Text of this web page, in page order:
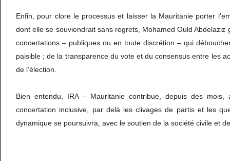
Enfin, pour clore le processus et laisser la Mauritanie porter
dont elle se souviendrait sans regrets, Mohamed Ould Abdelaziz
concertations – publiques ou en toute discrétion – qui
paisible ; de la transparence du vote et du consensus entre les
de l’élection.
Bien entendu, IRA – Mauritanie contribue, depuis des mois,
concertation inclusive, par delà les clivages de partis et les
dynamique se poursuivra, avec le soutien de la société civile et